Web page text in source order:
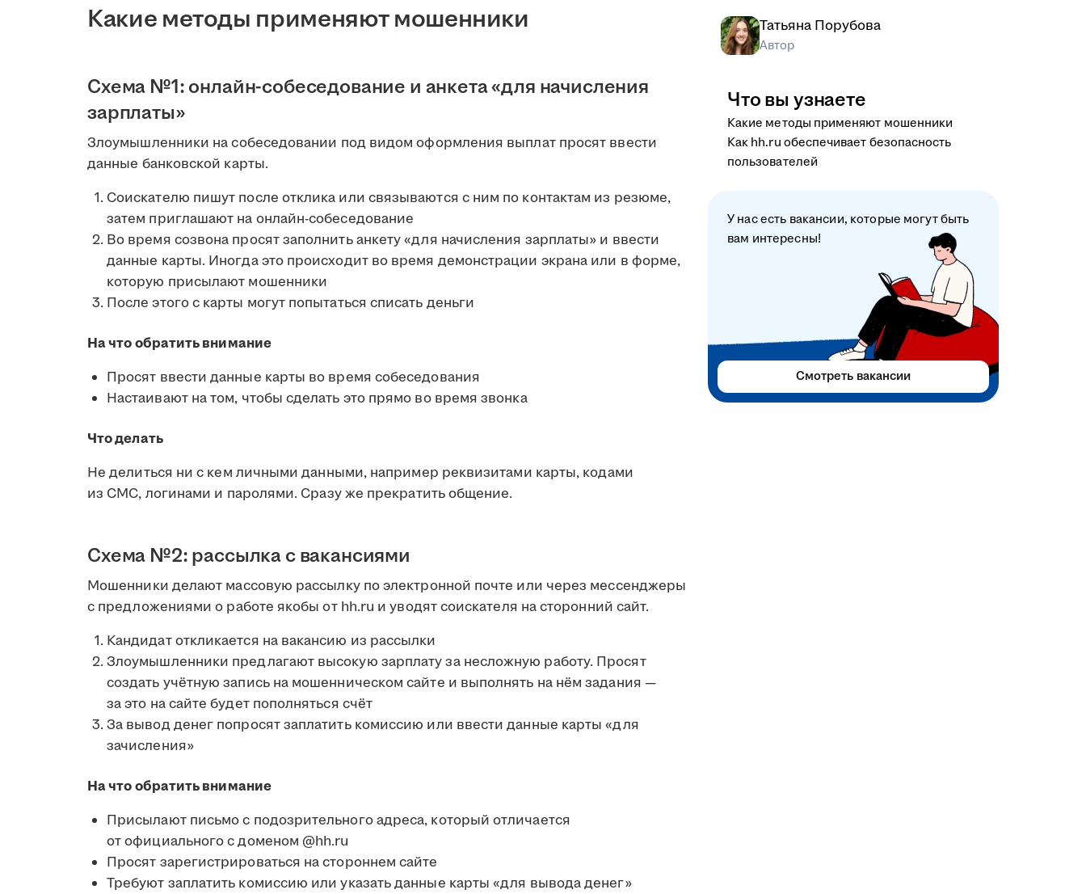
Какие методы применяют мошенники
Схема №1: онлайн-собеседование и анкета «для начисления
зарплаты»
Злоумышленники на собеседовании под видом оформления выплат просят ввести
данные банковской карты.
Соискателю пишут после отклика или связываются с ним по контактам из резюме,
затем приглашают на онлайн-собеседование
Во время созвона просят заполнить анкету «для начисления зарплаты» и ввести
данные карты. Иногда это происходит во время демонстрации экрана или в форме,
которую присылают мошенники
После этого с карты могут попытаться списать деньги
На что обратить внимание
Просят ввести данные карты во время собеседования
Настаивают на том, чтобы сделать это прямо во время звонка
Что делать
Не делиться ни с кем личными данными, например реквизитами карты, кодами
из СМС, логинами и паролями. Сразу же прекратить общение.
Схема №2: рассылка с вакансиями
Мошенники делают массовую рассылку по электронной почте или через мессенджеры
с предложениями о работе якобы от hh.ru и уводят соискателя на сторонний сайт.
Кандидат откликается на вакансию из рассылки
Злоумышленники предлагают высокую зарплату за несложную работу. Просят
создать учётную запись на мошенническом сайте и выполнять на нём задания —
за это на сайте будет пополняться счёт
За вывод денег попросят заплатить комиссию или ввести данные карты «для
зачисления»
На что обратить внимание
Присылают письмо с подозрительного адреса, который отличается
от официального с доменом @hh.ru
Просят зарегистрироваться на стороннем сайте
Требуют заплатить комиссию или указать данные карты «для вывода денег»
Татьяна Порубова
Автор
Что вы узнаете
Какие методы применяют мошенники
Как hh.ru обеспечивает безопасность
пользователей
У нас есть вакансии, которые могут быть
вам интересны!
Смотреть вакансии